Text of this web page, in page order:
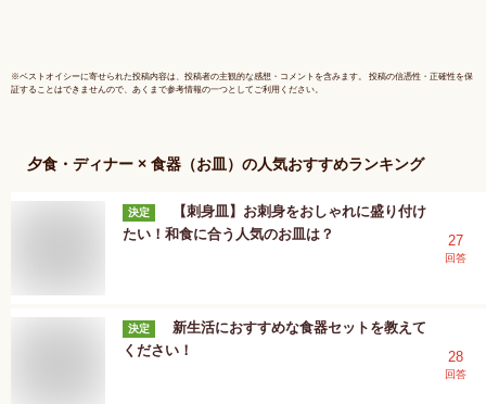
※ベストオイシーに寄せられた投稿内容は、投稿者の主観的な感想・コメントを含みます。 投稿の信憑性・正確性を保
証することはできませんので、あくまで参考情報の一つとしてご利用ください。
夕食・ディナー × 食器（お皿） の人気おすすめランキング
決定
【刺身皿】お刺身をおしゃれに盛り付け
たい！和食に合う人気のお皿は？
27
回答
決定
新生活におすすめな食器セットを教えて
ください！
28
回答